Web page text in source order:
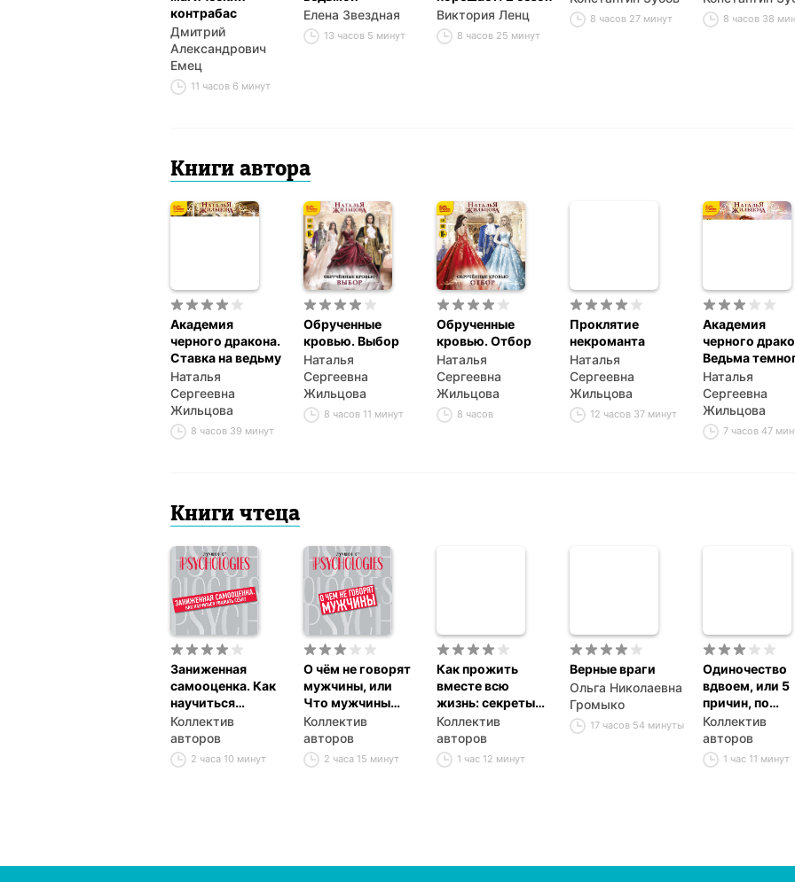
контрабас
Дмитрий
Александрович
Емец
11 часов 6 минут
Елена Звездная
13 часов 5 минут
Виктория Ленц
8 часов 25 минут
8 часов 27 минут 8 часов 38
Книги автора
Академия
черного дракона.
Ставка на ведьму
Наталья
Сергеевна
Жильцова
8 часов 39 минут
Обрученные
кровью. Выбор
Наталья
Сергеевна
Жильцова
8 часов 11 минут
Обрученные
кровью. Отбор
Наталья
Сергеевна
Жильцова
8 часов
Проклятие
некроманта
Наталья
Сергеевна
Жильцова
12 часов 37 минут
Академия
черного
Ведьма
пламени
Наталья
Сергеевна
Жильцова
7 часов 47
Книги чтеца
Заниженная
самооценка. Как
научиться
уважать себя?
Коллектив
авторов
2 часа 10 минут
О чём не говорят
мужчины, или
Что мужчины
хотят от
отношений на
самом деле
Коллектив
авторов
2 часа 15 минут
Как прожить
вместе всю
жизнь: секреты
прочного брака
Коллектив
авторов
1 час 12 минут
Верные враги
Ольга Николаевна
Громыко
17 часов 54 минуты
Одиночество
вдвоем, или 5
причин, по
которым пары
разводятся
Коллектив
авторов
1 час 11 минут